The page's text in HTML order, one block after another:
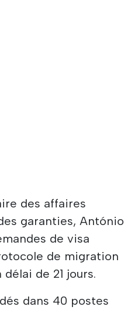
des affaires
garanties, António
de visa
de migration
de 21 jours.
dans 40 postes